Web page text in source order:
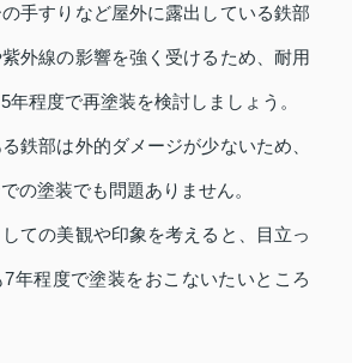
手すりなど屋外に露出している鉄部
外線の影響を強く受けるため、耐用
年程度で再塗装を検討しましょう。
鉄部は外的ダメージが少ないため、
の塗装でも問題ありません。
ての美観や印象を考えると、目立っ
年程度で塗装をおこないたいところ